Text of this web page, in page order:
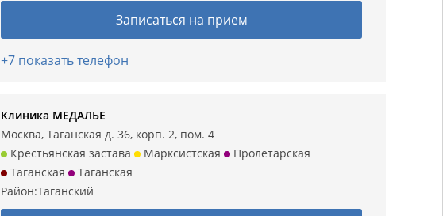
Записаться на прием
+7 показать телефон
Клиника МЕДАЛЬЕ
Москва, Таганская д. 36, корп. 2, пом. 4
Крестьянская застава
Марксистская
Пролетарская
Таганская
Таганская
Район:Таганский